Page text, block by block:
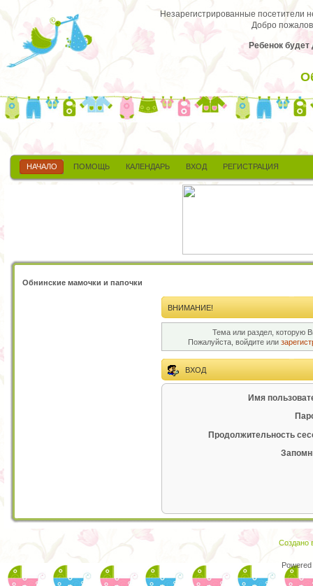
Незарегистрированные посетители
Добро
Ребенок будет
НАЧАЛО ПОМОЩЬ КАЛЕНДАРЬ ВХОД РЕГИСТРАЦИЯ
Обнинские мамочки и папочки
ВНИМАНИЕ!
Тема или раздел, которую
Пожалуйста, войдите или
ВХОД
Имя
Продолжительность
Создано